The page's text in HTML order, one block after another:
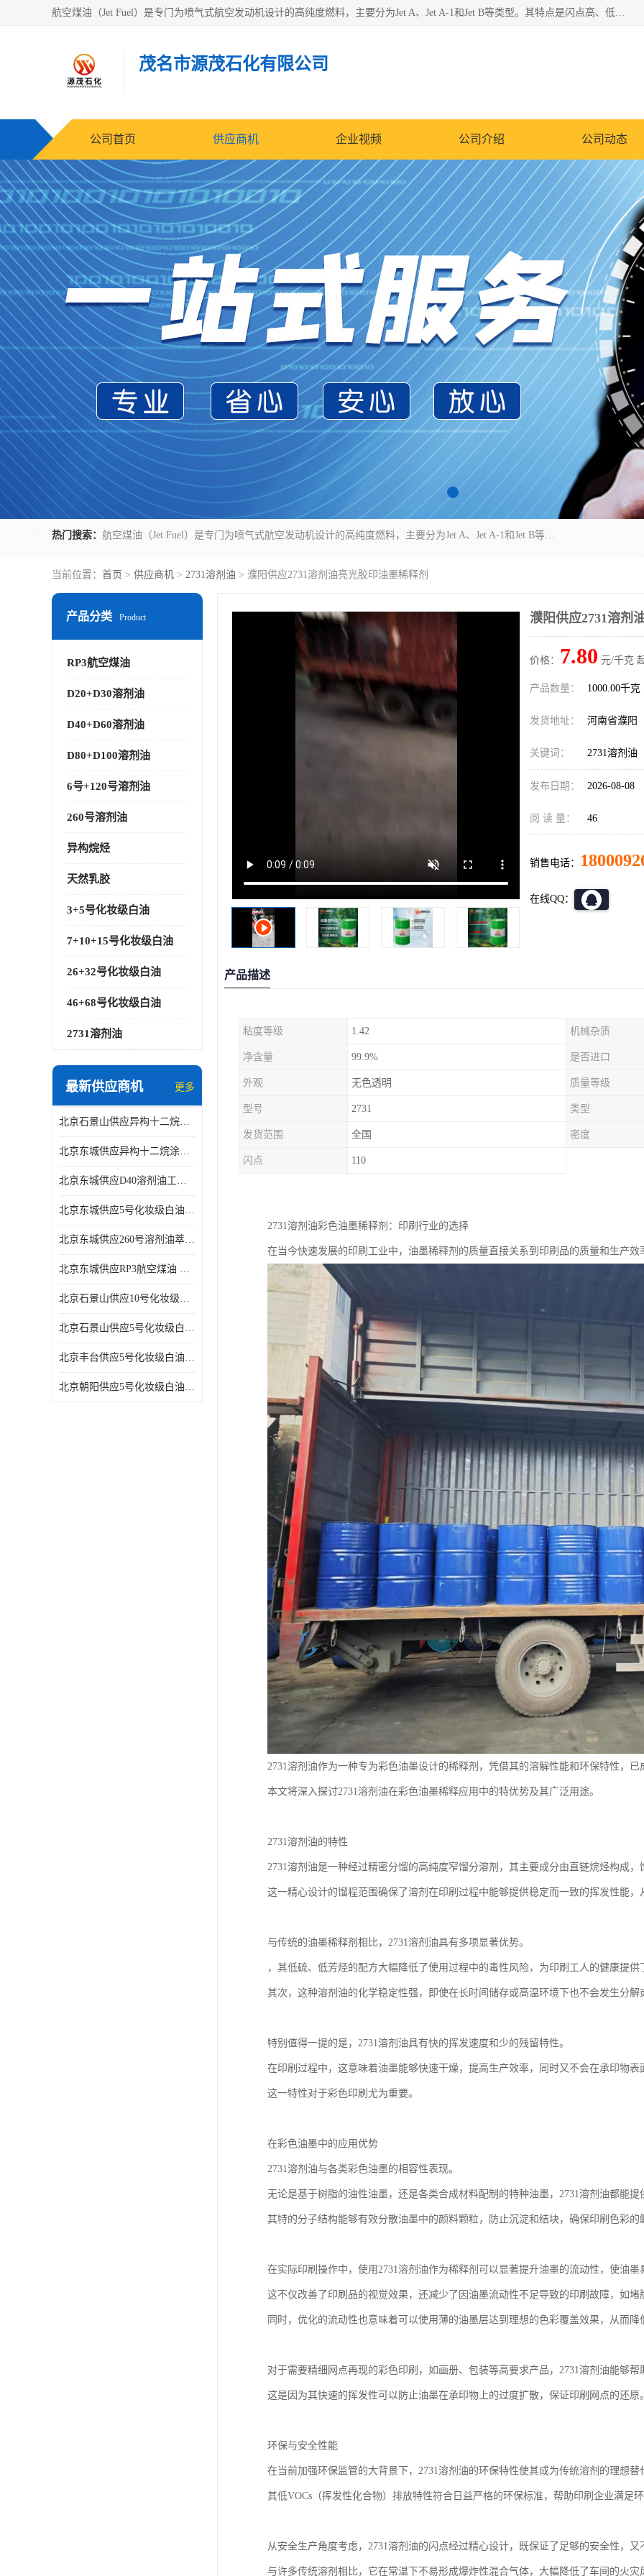
航空煤油（Jet Fuel）是专门为喷气式航空发动机设计的高纯度燃料，主要分为Jet A、Jet A-1和Jet B等类型。其特点是闪点高、低温流动性好，并添加了抗静电剂和抗氧化剂以确保飞行安全。航空煤油需
茂名市源茂石化有限公司
公司首页 供应商机 企业视频 公司介绍 公司动态
热门搜索： 航空煤油（Jet Fuel）是专门为喷气式航空发动机设计的高纯度燃料，主要分为Jet A、Jet A-1和Jet B等类型。其特点是闪点高、低温流动性好，并添加了抗静电剂和抗氧化剂以确保飞行安全。航空煤油需
当前位置： 首页 > 供应商机 > 2731溶剂油 > 濮阳供应2731溶剂油亮光胶印油墨稀释剂
产品分类 Product
RP3航空煤油
D20+D30溶剂油
D40+D60溶剂油
D80+D100溶剂油
6号+120号溶剂油
260号溶剂油
异构烷烃
天然乳胶
3+5号化妆级白油
7+10+15号化妆级白油
26+32号化妆级白油
46+68号化妆级白油
2731溶剂油
最新供应商机 更多
北京石景山供应异构十二烷香精助剂
北京东城供应异构十二烷涂料胶粘油墨稀释剂
北京东城供应D40溶剂油工业金属清洗
北京东城供应5号化妆级白油钻井液润滑剂
北京东城供应260号溶剂油萃取溶剂油金属萃取剂
北京东城供应RP3航空煤油 高含量国标工业级航空煤油燃料油 无色透明
北京石景山供应10号化妆级白油高精密机械润滑油
北京石景山供应5号化妆级白油缝纫机油 设备润滑油
北京丰台供应5号化妆级白油纤维与织物柔软光亮
北京朝阳供应5号化妆级白油纺织时的润滑剂
濮阳供应2731溶剂
价格： 7.80 元/千克
产品数量： 1000.00千克
发货地址： 河南省濮阳
关键词： 2731溶剂油
发布日期： 2026-08-08
阅 读 量： 46
销售电话：
在线QQ：
产品描述
粘度等级 1.42 机械杂质
净含量 99.9% 是否进口
外观 无色透明 质量等级
型号 2731 类型
发货范围 全国 密度
闪点 110
2731溶剂油彩色油墨稀释剂：印刷行业的选择
在当今快速发展的印刷工业中，油墨稀释剂的质量直接关系到印刷品的质量和生产效
2731溶剂油作为一种专为彩色油墨设计的稀释剂，凭借其的溶解性能和环保特性，已
本文将深入探讨2731溶剂油在彩色油墨稀释应用中的特优势及其广泛用途。
2731溶剂油的特性
2731溶剂油是一种经过精密分馏的高纯度窄馏分溶剂，其主要成分由直链烷烃构成，
这一精心设计的馏程范围确保了溶剂在印刷过程中能够提供稳定而一致的挥发性能，
与传统的油墨稀释剂相比，2731溶剂油具有多项显著优势。
，其低硫、低芳烃的配方大幅降低了使用过程中的毒性风险，为印刷工人的健康提供
其次，这种溶剂油的化学稳定性强，即使在长时间储存或高温环境下也不会发生分解
特别值得一提的是，2731溶剂油具有快的挥发速度和少的残留特性。
在印刷过程中，这意味着油墨能够快速干燥，提高生产效率，同时又不会在承印物表
这一特性对于彩色印刷尤为重要。
在彩色油墨中的应用优势
2731溶剂油与各类彩色油墨的相容性表现。
无论是基于树脂的油性油墨，还是各类合成材料配制的特种油墨，2731溶剂油都能提
其特的分子结构能够有效分散油墨中的颜料颗粒，防止沉淀和结块，确保印刷色彩的
在实际印刷操作中，使用2731溶剂油作为稀释剂可以显著提升油墨的流动性，使油墨
这不仅改善了印刷品的视觉效果，还减少了因油墨流动性不足导致的印刷故障，如堵
同时，优化的流动性也意味着可以使用薄的油墨层达到理想的色彩覆盖效果，从而降
对于需要精细网点再现的彩色印刷，如画册、包装等高要求产品，2731溶剂油能够帮
这是因为其快速的挥发性可以防止油墨在承印物上的过度扩散，保证印刷网点的还原。
环保与安全性能
在当前加强环保监管的大背景下，2731溶剂油的环保特性使其成为传统溶剂的理想替
其低VOCs（挥发性化合物）排放特性符合日益严格的环保标准，帮助印刷企业满足
从安全生产角度考虑，2731溶剂油的闪点经过精心设计，既保证了足够的安全性，又
与许多传统溶剂相比，它在常温下不易形成爆炸性混合气体，大幅降低了车间的火灾